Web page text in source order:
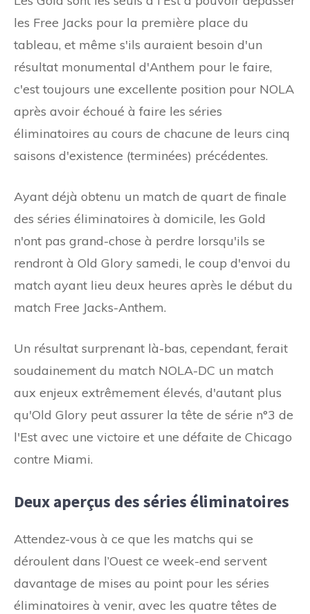
les Free Jacks pour la première place du
tableau, et même s'ils auraient besoin d'un
résultat monumental d'Anthem pour le faire,
c'est toujours une excellente position pour NOLA
après avoir échoué à faire les séries
éliminatoires au cours de chacune de leurs cinq
saisons d'existence (terminées) précédentes.
Ayant déjà obtenu un match de quart de finale
des séries éliminatoires à domicile, les Gold
n'ont pas grand-chose à perdre lorsqu'ils se
rendront à Old Glory samedi, le coup d'envoi du
match ayant lieu deux heures après le début du
match Free Jacks-Anthem.
Un résultat surprenant là-bas, cependant, ferait
soudainement du match NOLA-DC un match
aux enjeux extrêmement élevés, d'autant plus
qu'Old Glory peut assurer la tête de série n°3 de
l'Est avec une victoire et une défaite de Chicago
contre Miami.
Deux aperçus des séries éliminatoires
Attendez-vous à ce que les matchs qui se
déroulent dans l’Ouest ce week-end servent
davantage de mises au point pour les séries
éliminatoires à venir, avec les quatre têtes de